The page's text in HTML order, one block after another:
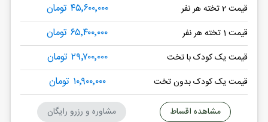
قیمت 2 تخته هر نفر ۴۵٬۶۰۰٬۰۰۰ تومان
قیمت 1 تخته هر نفر ۶۵٬۴۰۰٬۰۰۰ تومان
قیمت یک کودک با تخت ۲۹٬۷۰۰٬۰۰۰ تومان
قیمت یک کودک بدون تخت ۱۰٬۹۰۰٬۰۰۰ تومان
مشاهده اقساط مشاوره و رزرو رایگان